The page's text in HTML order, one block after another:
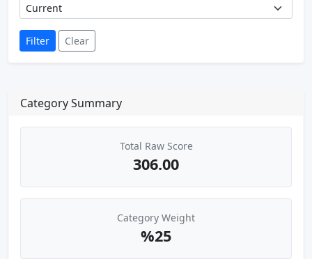
Filter Clear
Category Summary
Total Raw Score
306.00
Category Weight
%25